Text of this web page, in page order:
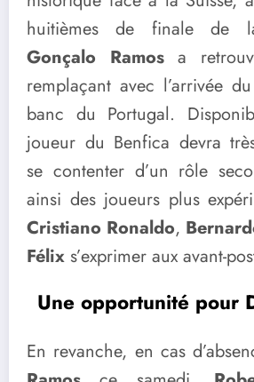
huitièmes de finale de
Gonçalo Ramosa
remplaçant avec l’arrivée
banc du Portugal.
joueur du Benfica devra
se contenter d’un rôle
ainsi des joueurs plus
Cristiano Ronaldo,
Félix s’exprimer aux avant-
Une opportunité pour
En revanche, en cas